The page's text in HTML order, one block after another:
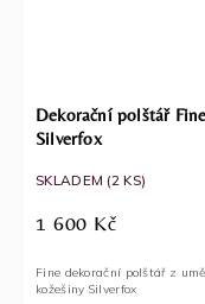
Dekorační polštář Fine
Silverfox
SKLADEM (2 KS)
1 600 Kč
Fine dekorační polštář z
kožešiny Silverfox